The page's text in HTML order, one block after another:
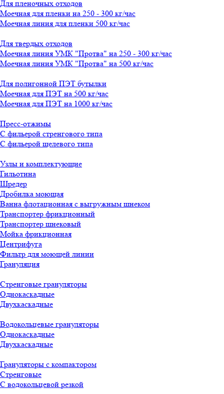
Для пленочных отходов
Моечная для пленки на 250 - 300 кг/час
Моечная линия для пленки 500 кг/час
Для твердых отходов
Моечная линия УМК "Протва" на 250 - 300 кг/час
Моечная линия УМК "Протва" на 500 кг/час
Для полигонной ПЭТ бутылки
Моечная для ПЭТ на 500 кг/час
Моечная для ПЭТ на 1000 кг/час
Пресс-отжимы
С фильерой стренгового типа
С фильерой щелевого типа
Узлы и комплектующие
Гильотина
Шредер
Дробилка моющая
Ванна флотационная с выгружным шнеком
Транспортер фрикционный
Транспортер шнековый
Мойка фрикционная
Центрифуга
Фильтр для моющей линии
Грануляция
Стренговые грануляторы
Однокаскадные
Двухкаскадные
Водокольцевые грануляторы
Однокаскадные
Двухкаскадные
Грануляторы с компактором
Стренговые
С водокольцевой резкой